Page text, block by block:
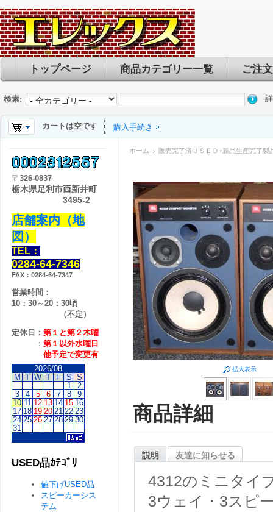
トップページ 商品カテゴリー一覧 ご注
検索:
カートは空です 購入手続き
ホーム 販売完了済ＵＳＥＤ+新品生産完了製
拡大表示
商品詳細
説明 友達に知らせる
4312のミニタイ
3ウェイ・3スピ
〒 326-0837
栃木県足利市西新井町
3495-2
店舗案内（地
図）
TEL：
0284-64-7346
FAX：0284-64-7347
営業時間：
10：30～20：30頃
（不定）
定休日： 第１と第２木曜
： 第１以外水曜日
他予定で変更有
2026/08
M T W T F S S
1
2
3
4 5 6 7 8
9
10 11 12 13 14 15 16
17 18 19 20 21 22 23
24 25 26 27 28 29 30
31
USED品ｶﾃｺﾞﾘ
値下げUSED品
スピーカーシス
テム